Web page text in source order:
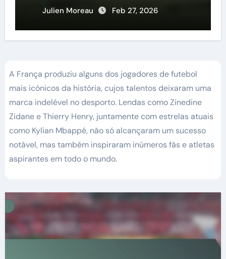
Julien Moreau Feb 27, 2026
A França produziu alguns dos jogadores de futebol
mais icónicos da história, cujos talentos deixaram uma
marca indelével no desporto. Lendas como Zinedine
Zidane e Thierry Henry, juntamente com estrelas atuais
como Kylian Mbappé, não só alcançaram um sucesso
notável, mas também inspiraram inúmeros fãs e atletas
aspirantes em todo o mundo.